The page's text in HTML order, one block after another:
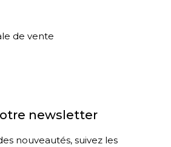
de vente
newsletter
nouveautés, suivez les